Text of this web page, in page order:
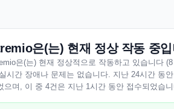
은(는) 현재 정상 작동 중
은(는) 현재 정상적으로 작동하고 있습니다
시간 장애나 문제는 없습니다. 지난 24시간 동
으며, 이 중 4건은 지난 1시간 동안 접수되었습